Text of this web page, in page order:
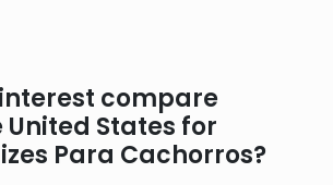
compare
States for
Para Cachorros?